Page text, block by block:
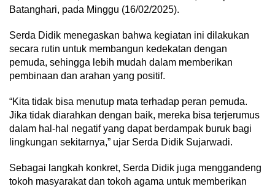
Batanghari, pada Minggu (16/02/2025).
Serda Didik menegaskan bahwa kegiatan ini dilakukan
secara rutin untuk membangun kedekatan dengan
pemuda, sehingga lebih mudah dalam memberikan
pembinaan dan arahan yang positif.
“Kita tidak bisa menutup mata terhadap peran pemuda.
Jika tidak diarahkan dengan baik, mereka bisa terjerumus
dalam hal-hal negatif yang dapat berdampak buruk bagi
lingkungan sekitarnya,” ujar Serda Didik Sujarwadi.
Sebagai langkah konkret, Serda Didik juga menggandeng
tokoh masyarakat dan tokoh agama untuk memberikan